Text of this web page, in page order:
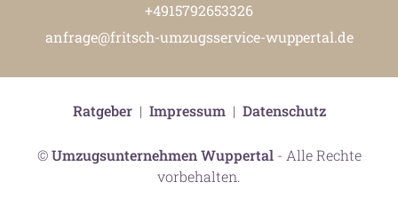
+4915792653326
anfrage@fritsch-umzugsservice-wuppertal.de
©Umzugsunternehmen Wuppertal- Alle Rechte
vorbehalten.
Ratgeber| Impressum| Datenschutz